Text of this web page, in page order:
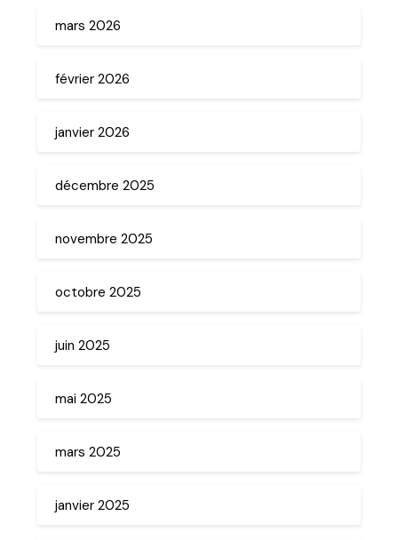
mars 2026
février 2026
janvier 2026
décembre 2025
novembre 2025
octobre 2025
juin 2025
mai 2025
mars 2025
janvier 2025